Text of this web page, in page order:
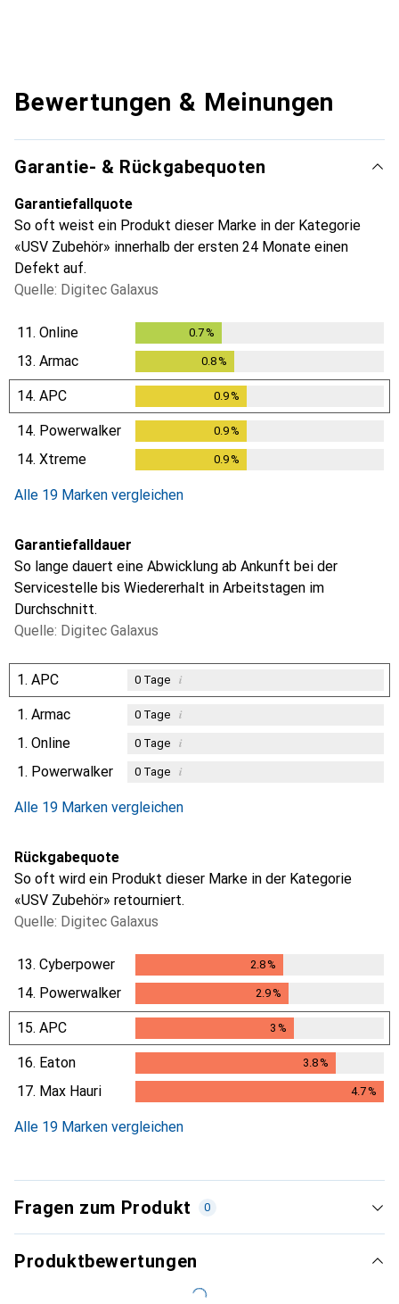
Bewertungen & Meinungen
Garantie- & Rückgabequoten
Garantiefallquote
So oft weist ein Produkt dieser Marke in der Kategorie
«USV Zubehör» innerhalb der ersten 24 Monate einen
Defekt auf.
Quelle: Digitec Galaxus
11. Online 0.7 %
13. Armac 0.8 %
14. APC 0.9%
14. Powerwalker 0.9%
14. Xtreme 0.9%
Alle 19 Marken vergleichen
Garantiefalldauer
So lange dauert eine Abwicklung ab Ankunft bei der
Servicestelle bis Wiedererhalt in Arbeitstagen im
Durchschnitt.
Quelle: Digitec Galaxus
1. APC 0Tage i
1. Armac 0Tage i
1. Online 0Tage i
1. Powerwalker 0Tage i
Alle 19 Marken vergleichen
Rückgabequote
So oft wird ein Produkt dieser Marke in der Kategorie
«USV Zubehör» retourniert.
Quelle: Digitec Galaxus
13. Cyberpower 2.8%
14. Powerwalker 2.9%
15. APC 3 %
16. Eaton 3.8%
17. Max Hauri 4.7%
Alle 19 Marken vergleichen
Fragen zum Produkt 0
Produktbewertungen